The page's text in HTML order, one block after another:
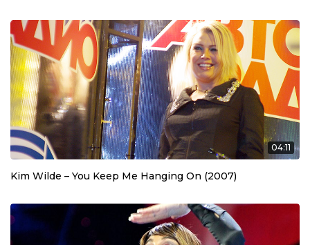
04:11
Kim Wilde – You Keep Me Hanging On (2007)